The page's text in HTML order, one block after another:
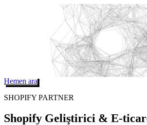
Hemen ara
SHOPIFY PARTNER
Shopify Geliştirici & E-